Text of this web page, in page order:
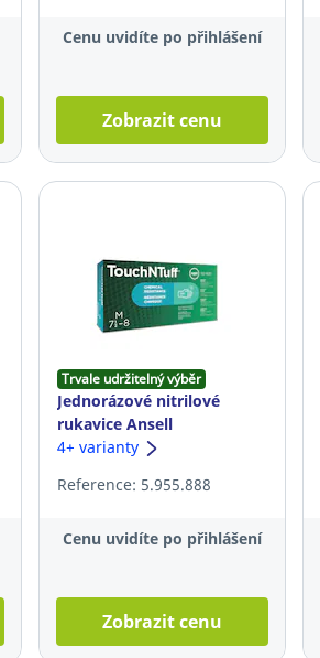
Cenu uvidíte po přihlášení
Zobrazit cenu
Trvale udržitelný výběr
Jednorázové nitrilové
rukavice Ansell
TouchNTuff® 92-600,
4+ varianty
Reference: 5.955.888
Cenu uvidíte po přihlášení
Zobrazit cenu